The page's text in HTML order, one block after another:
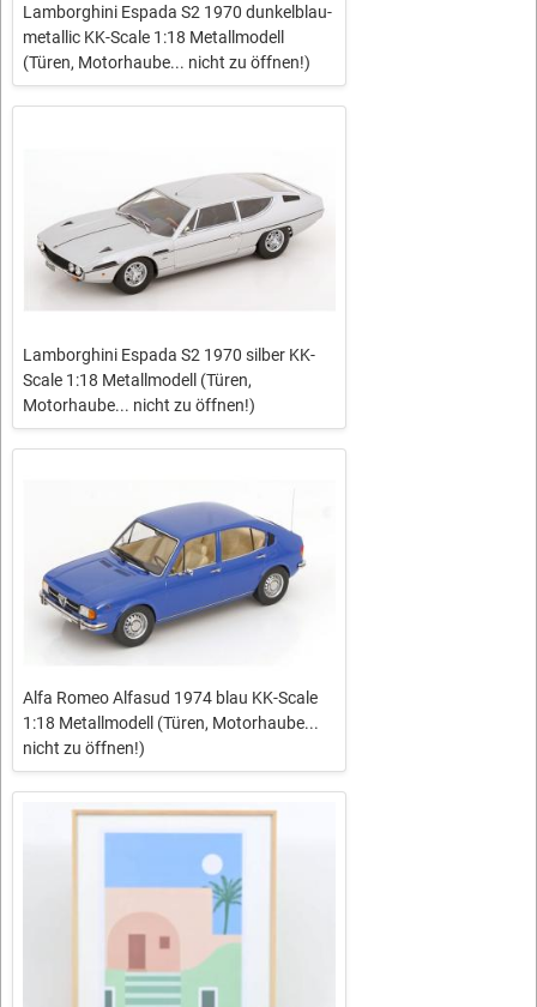
Lamborghini Espada S2 1970 dunkelblau-
metallic KK-Scale 1:18 Metallmodell
(Türen, Motorhaube... nicht zu öffnen!)
Lamborghini Espada S2 1970 silber KK-
Scale 1:18 Metallmodell (Türen,
Motorhaube... nicht zu öffnen!)
Alfa Romeo Alfasud 1974 blau KK-Scale
1:18 Metallmodell (Türen, Motorhaube...
nicht zu öffnen!)